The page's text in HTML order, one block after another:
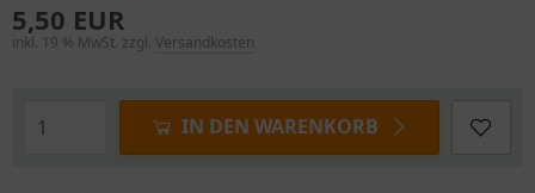
5,50 EUR
inkl. 19 % MwSt. zzgl. Versandkosten
IN DEN WARENKORB